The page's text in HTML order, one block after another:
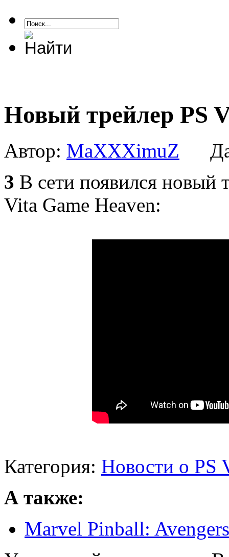
Новый трейлер PS
Автор: MaXXXimuZ
3 В сети появился новый
Vita Game Heaven:
Категория: Новости о PS
А также:
Marvel Pinball: